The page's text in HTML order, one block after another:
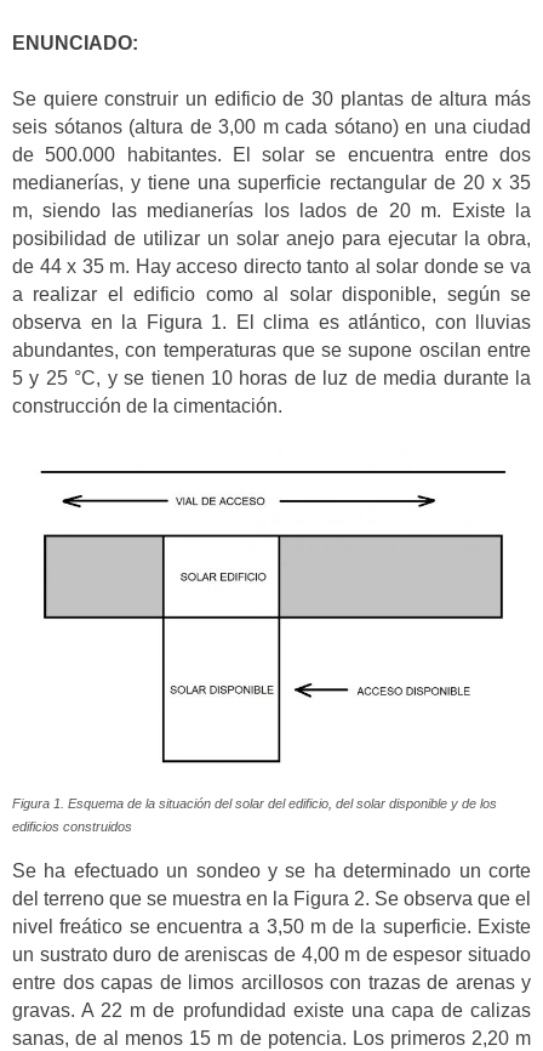
ENUNCIADO:
Se quiere construir un edificio de 30 plantas de altura más
seis sótanos (altura de 3,00 m cada sótano) en una ciudad
de 500.000 habitantes. El solar se encuentra entre dos
medianerías, y tiene una superficie rectangular de 20 x 35
m, siendo las medianerías los lados de 20 m. Existe la
posibilidad de utilizar un solar anejo para ejecutar la obra,
de 44 x 35 m. Hay acceso directo tanto al solar donde se va
a realizar el edificio como al solar disponible, según se
observa en la Figura 1. El clima es atlántico, con lluvias
abundantes, con temperaturas que se supone oscilan entre
5 y 25 °C, y se tienen 10 horas de luz de media durante la
construcción de la cimentación.
Figura 1. Esquema de la situación del solar del edificio, del solar disponible y de los
edificios construidos
Se ha efectuado un sondeo y se ha determinado un corte
del terreno que se muestra en la Figura 2. Se observa que el
nivel freático se encuentra a 3,50 m de la superficie. Existe
un sustrato duro de areniscas de 4,00 m de espesor situado
entre dos capas de limos arcillosos con trazas de arenas y
gravas. A 22 m de profundidad existe una capa de calizas
sanas, de al menos 15 m de potencia. Los primeros 2,20 m